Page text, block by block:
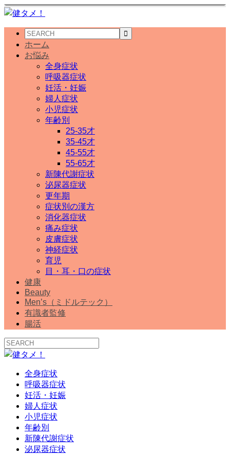
ホーム
お悩み
全身症状
呼吸器症状
妊活・妊娠
婦人症状
小児症状
年齢別
25-35才
35-45才
45-55才
55-65才
新陳代謝症状
泌尿器症状
更年期
症状別の漢方
消化器症状
痛み症状
皮膚症状
神経症状
育児
目・耳・口の症状
健康
Beauty
Men’s（ミドルテック）
有識者監修
腸活
全身症状
呼吸器症状
妊活・妊娠
婦人症状
小児症状
年齢別
新陳代謝症状
泌尿器症状